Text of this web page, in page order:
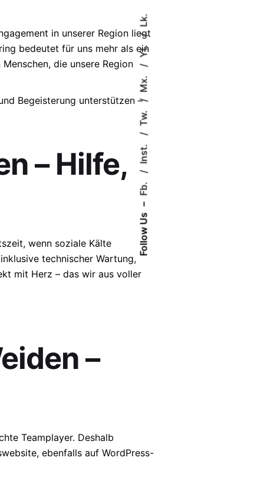
Follow Us
Fb.
Inst.
Tw.
Mx.
Yt.
Lk.
in unserer Region liegt
bedeutet für uns mehr als ein
die unsere Region
Begeisterung unterstützen –
– Hilfe,
wenn soziale Kälte
technischer Wartung,
mit Herz – das wir aus voller
–
Teamplayer. Deshalb
ebenfalls auf WordPress-